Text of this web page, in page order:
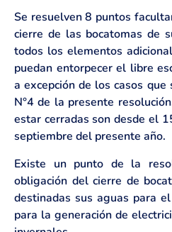
Se resuelven 8 puntos
cierre de las bocatomas de
todos los elementos
puedan entorpecer el libre
a excepción de los casos
N°4 de la presente
estar cerradas son desde el
septiembre del presente año.
Existe un punto de la
obligación del cierre de
destinadas sus aguas para
para la generación de